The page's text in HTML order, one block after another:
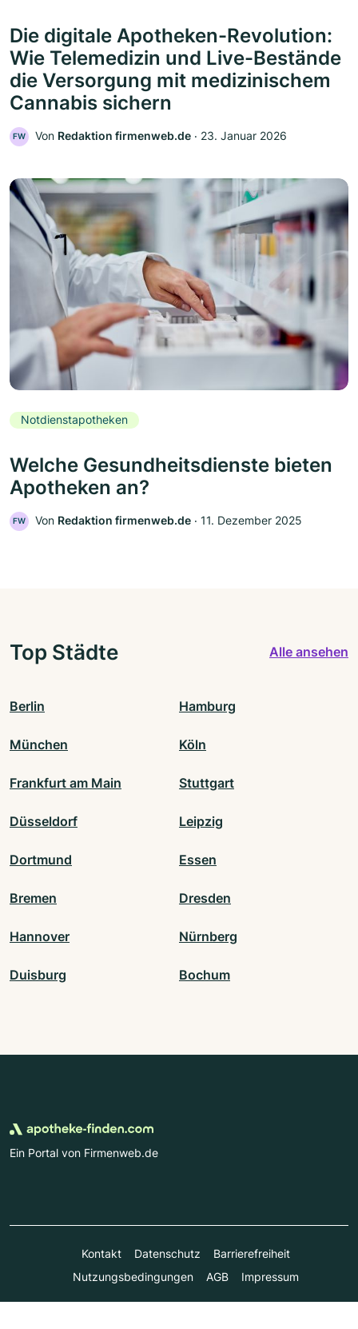
Die digitale Apotheken-Revolution:
Wie Telemedizin und Live-Bestände
die Versorgung mit medizinischem
Cannabis sichern
FW Von Redaktion firmenweb.de ‧ 23. Januar 2026
Notdienstapotheken
Welche Gesundheitsdienste bieten
Apotheken an?
FW Von Redaktion firmenweb.de ‧ 11. Dezember 2025
Top Städte Alle ansehen
Berlin Hamburg
München Köln
Frankfurt am Main Stuttgart
Düsseldorf Leipzig
Dortmund Essen
Bremen Dresden
Hannover Nürnberg
Duisburg Bochum
Ein Portal von Firmenweb.de
Kontakt Datenschutz
Barrierefreiheit
Nutzungsbedingungen
AGB Impressum